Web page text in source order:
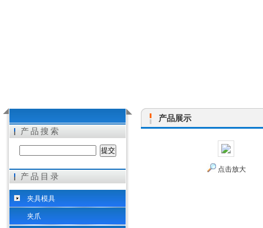
希而科工业控制设备（上海）有限公司
产品搜索
产品目录
夹具模具
夹爪
产品展示
点击放大